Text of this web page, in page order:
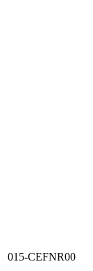
015-CEFNR00